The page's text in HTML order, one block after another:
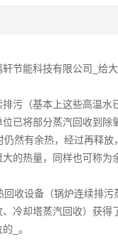
节能科技有限公司_给
污（基本上这些高温
已将部分蒸汽回收到
然有余热，经过再释
的热量，同样也可称为
收设备（锅炉连续排
冷却塔蒸汽回收）获
_。